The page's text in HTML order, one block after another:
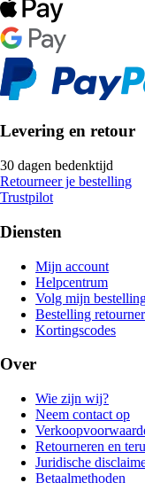
Levering en retour
30 dagen bedenktijd
Retourneer je bestelling
Trustpilot
Diensten
Mijn account
Helpcentrum
Volg mijn
Bestelling
Kortingscodes
Over
Wie zijn wij?
Neem contact op
Retourneren en
Juridische
Betaalmethoden